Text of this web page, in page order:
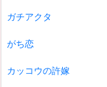
ガチアクタ
がち恋
カッコウの許嫁